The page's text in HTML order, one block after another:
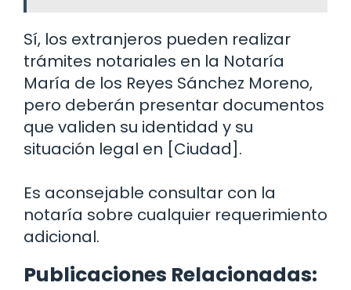
Sí, los extranjeros pueden realizar
trámites notariales en la Notaría
María de los Reyes Sánchez Moreno,
pero deberán presentar documentos
que validen su identidad y su
situación legal en [Ciudad].
Es aconsejable consultar con la
notaría sobre cualquier requerimiento
adicional.
Publicaciones Relacionadas: